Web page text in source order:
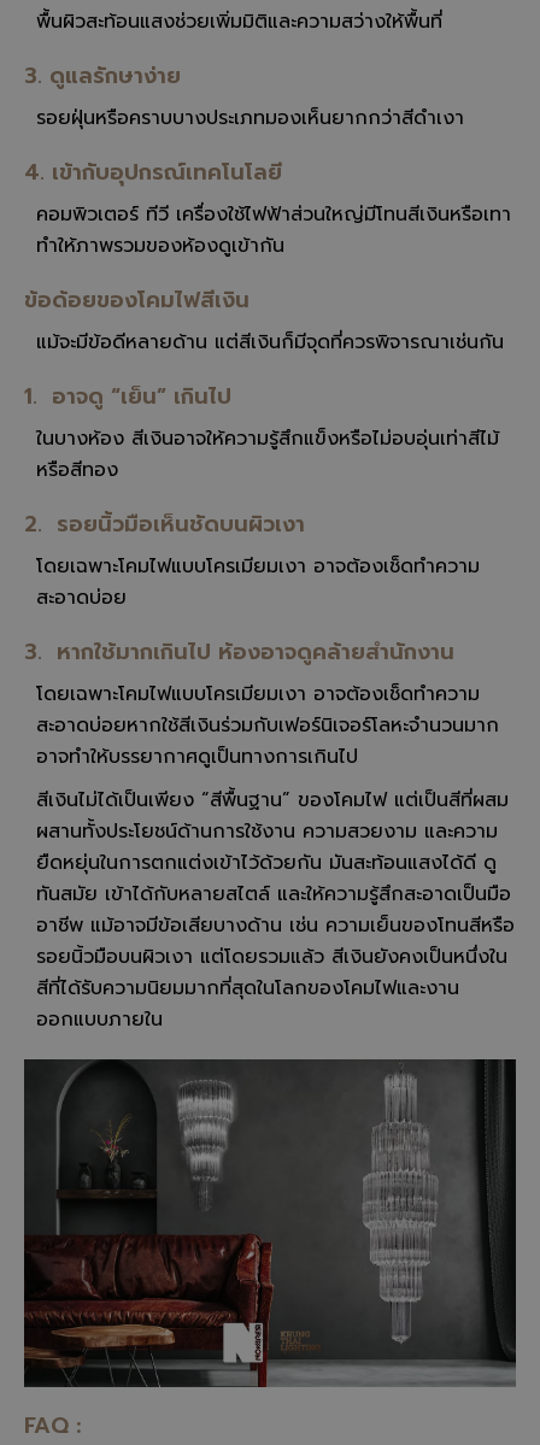
พื้นผิวสะท้อนแสงช่วยเพิ่มมิติและความสว่างให้พื้นที่
3. ดูแลรักษาง่าย
รอยฝุ่นหรือคราบบางประเภทมองเห็นยากกว่าสีดำเงา
4. เข้ากับอุปกรณ์เทคโนโลยี
คอมพิวเตอร์ ทีวี เครื่องใช้ไฟฟ้าส่วนใหญ่มีโทนสีเงินหรือเทา
ทำให้ภาพรวมของห้องดูเข้ากัน
ข้อด้อยของโคมไฟสีเงิน
แม้จะมีข้อดีหลายด้าน แต่สีเงินก็มีจุดที่ควรพิจารณาเช่นกัน
1. อาจดู “เย็น” เกินไป
ในบางห้อง สีเงินอาจให้ความรู้สึกแข็งหรือไม่อบอุ่นเท่าสีไม้
หรือสีทอง
2. รอยนิ้วมือเห็นชัดบนผิวเงา
โดยเฉพาะโคมไฟแบบโครเมียมเงา อาจต้องเช็ดทำความ
สะอาดบ่อย
3. หากใช้มากเกินไป ห้องอาจดูคล้ายสำนักงาน
โดยเฉพาะโคมไฟแบบโครเมียมเงา อาจต้องเช็ดทำความ
สะอาดบ่อยหากใช้สีเงินร่วมกับเฟอร์นิเจอร์โลหะจำนวนมาก
อาจทำให้บรรยากาศดูเป็นทางการเกินไป
สีเงินไม่ได้เป็นเพียง “สีพื้นฐาน” ของโคมไฟ แต่เป็นสีที่ผสม
ผสานทั้งประโยชน์ด้านการใช้งาน ความสวยงาม และความ
ยืดหยุ่นในการตกแต่งเข้าไว้ด้วยกัน มันสะท้อนแสงได้ดี ดู
ทันสมัย เข้าได้กับหลายสไตล์ และให้ความรู้สึกสะอาดเป็นมือ
อาชีพ แม้อาจมีข้อเสียบางด้าน เช่น ความเย็นของโทนสีหรือ
รอยนิ้วมือบนผิวเงา แต่โดยรวมแล้ว สีเงินยังคงเป็นหนึ่งใน
สีที่ได้รับความนิยมมากที่สุดในโลกของโคมไฟและงาน
ออกแบบภายใน
FAQ :